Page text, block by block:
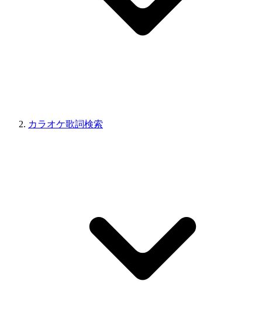
カラオケ歌詞検索